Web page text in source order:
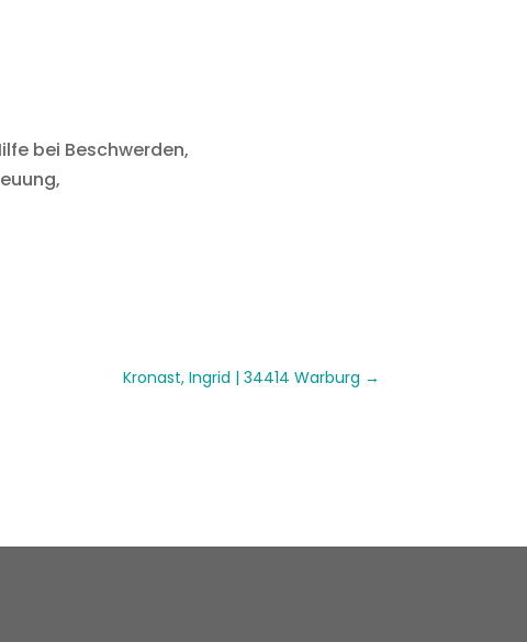
bei Beschwerden,
Kronast, Ingrid | 34414 Warburg